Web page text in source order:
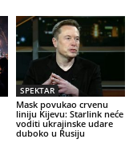
SPEKTAR
Mask povukao crvenu
liniju Kijevu: Starlink neće
voditi ukrajinske udare
duboko u Rusiju